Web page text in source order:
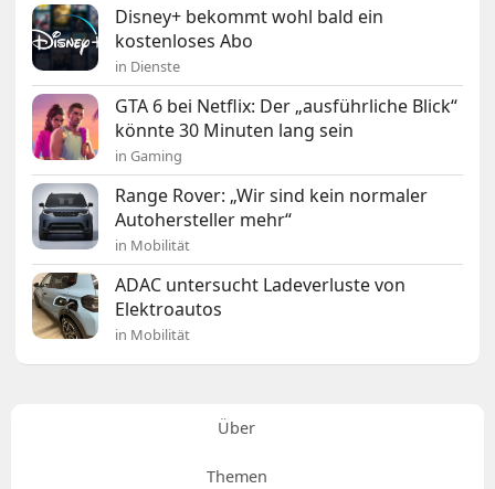
Disney+ bekommt wohl bald ein
kostenloses Abo
in Dienste
GTA 6 bei Netflix: Der „ausführliche Blick“
könnte 30 Minuten lang sein
in Gaming
Range Rover: „Wir sind kein normaler
Autohersteller mehr“
in Mobilität
ADAC untersucht Ladeverluste von
Elektroautos
in Mobilität
Über
Themen